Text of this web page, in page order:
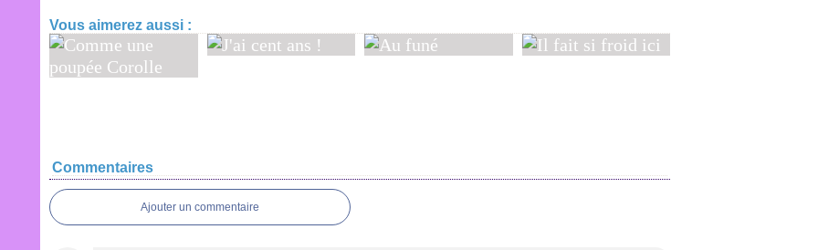
Vous aimerez aussi :
Commentaires
Ajouter un commentaire